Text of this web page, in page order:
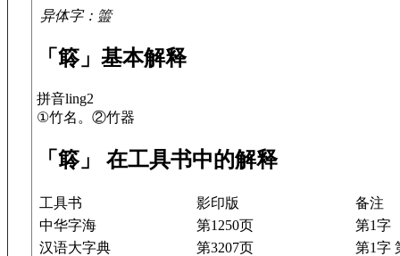
异体字：䉹
「䉁」基本解释
拼音ling2
①竹名。②竹器
「䉁」 在工具书中的解释
工具书 影印版
备注
中华字海
第1250页
第1字
汉语大字典
第3207页
第1字